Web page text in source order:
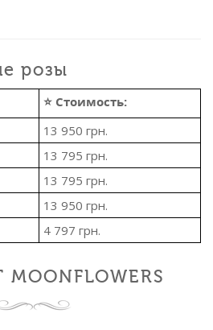
розы
⭐ Стоимость:
13 950 грн.
13 795 грн.
13 795 грн.
13 950 грн.
4 797 грн.